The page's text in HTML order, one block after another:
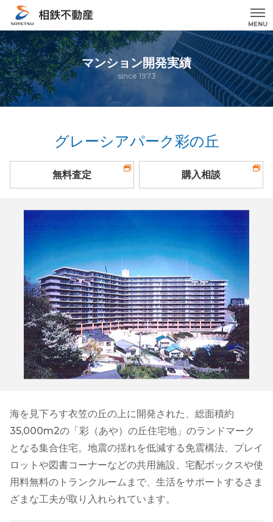
MENU
マンション開発実績
since 1973
グレーシアパーク彩の丘
無料査定 購入相談
海を見下ろす衣笠の丘の上に開発された、総面積約
35,000m2の「彩（あや）の丘住宅地」のランドマーク
となる集合住宅。地震の揺れを低減する免震構法、プレイ
ロットや図書コーナーなどの共用施設、宅配ボックスや使
用料無料のトランクルームまで、生活をサポートするさま
ざまな工夫が取り入れられています。